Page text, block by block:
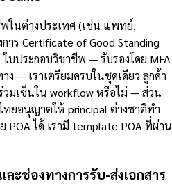
ในต่างประเทศ (เช่น แพทย์,
าร Certificate of Good Standing
บประกอบวิชาชีพ — รับรองโดย MFA
— เราเตรียมครบในชุดเดียว ลูกค้า
มเซ็นใน workflow หรือไม่ — ส่วน
ยอนุญาตให้ principal ต่างชาติทำ
ได้ เรามี template POA ที่ผ่าน
ะช่องทางการรับ-ส่งเอกสาร